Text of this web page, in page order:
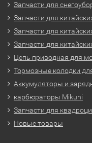
Запчасти для
Запчасти для
Запчасти для
Запчасти для
Цепь приводная для
Тормозные колодки
Аккумуляторы и
карбюраторы Mikuni
Запчасти для
Новые товары